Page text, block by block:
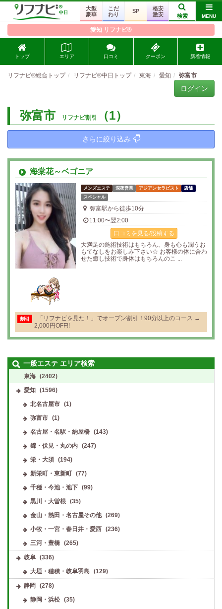
大型
豪華
こだ
わり
SP
格安
激安
検索 MENU
愛知 リフナビ®
トップ エリア 口コミ クーポン 新着情報
リフナビ®総合トップ リフナビ®中日トップ 東海 愛知 弥富市
ログイン
弥富市 リフナビ割引 （1）
さらに絞り込み
海棠花～ベゴニア
メンズエステ 深夜営業 アジアンセラピスト
店舗
スペシャル
弥富駅から徒歩10分
11:00〜翌2:00
口コミを見る/投稿する
大満足の施術技術はもちろん、身も心も潤うお
もてなしをお楽しみ下さい☆ お客様の体に合わ
せた癒し技術で身体はもちろんのこ ...
割引
「リフナビを見た！」でオープン割引！90分以上のコース →
2,000円OFF!!
一般エステ エリア検索
東海 (2402)
愛知 (1596)
北名古屋市
(1)
弥富市
(1)
名古屋・名駅・納屋橋
(143)
錦・伏見・丸の内
(247)
栄・大須
(194)
新栄町・東新町
(77)
千種・今池・池下
(99)
黒川・大曽根
(35)
金山・熱田・名古屋その他
(269)
小牧・一宮・春日井・愛西
(236)
三河・豊橋
(265)
岐阜 (336)
大垣・穂積・岐阜羽島
(129)
静岡
(278)
静岡・浜松
(35)